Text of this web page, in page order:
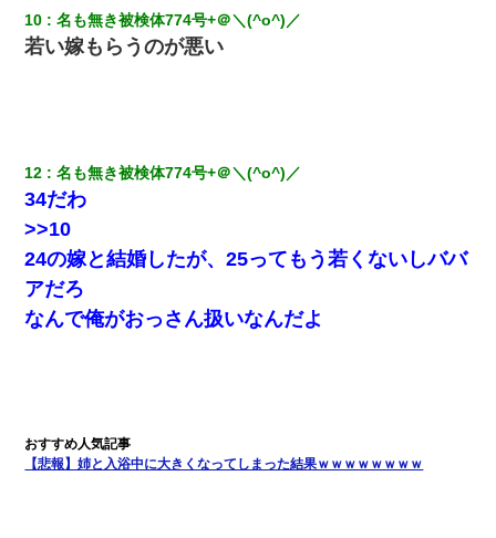
クラスで一人無口で誰とも話さない男子がいた。→修学旅行に来
嫁が涙声で『会いたいね』とか言っているのが聞こえた。俺「こ
んな時間に誰と電話してんの？」嫁「ごめんなさい…！（大号
泣」俺（キターー）→
妻と同居し始めたときから、よく妻が「どこかで音漏れしてな
い？音楽聞こえる」と言っていて…
彼女との行為を録画した結果→衝撃の事実が判明したｗｗｗｗｗ
ｗ
10 名も無き被検体774号+＠＼(^o^)／
若い嫁もらうのが悪い
12 名も無き被検体774号+＠＼(^o^)／
34だわ
>>10
24の嫁と結婚したが、25ってもう若くないしババ
アだろ
なんで俺がおっさん扱いなんだよ
【悲報】姉と入浴中に大きくなってしまった結果ｗｗｗｗｗｗｗｗ